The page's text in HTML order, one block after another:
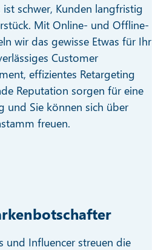
schwer, Kunden langfristig
Mit Online- und Offline-
wir das gewisse Etwas für Ihr
Customer
effizientes Retargeting
Reputation sorgen für eine
und Sie können sich über
freuen.
und Influencer streuen die